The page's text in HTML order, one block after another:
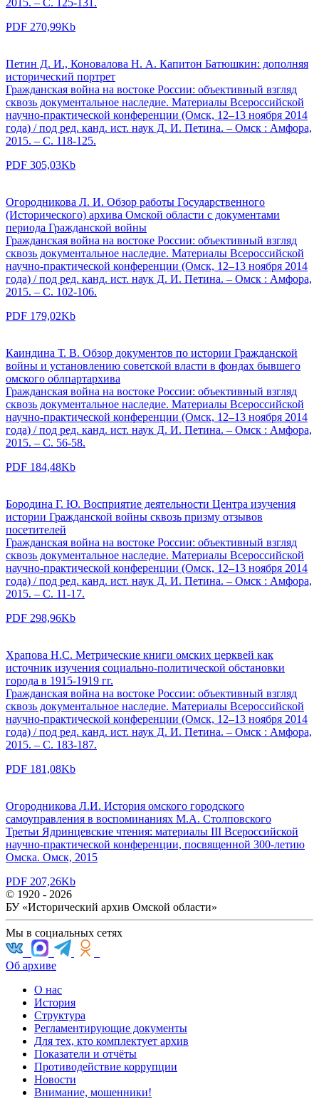
PDF 270,99Kb
Петин Д. И., Коновалова Н. А. Капитон Батюшкин: дополняя
исторический портрет
Гражданская война на востоке России: объективный взгляд
сквозь документальное наследие. Материалы Всероссийской
научно-практической конференции (Омск, 12–13 ноября 2014
года) / под ред. канд. ист. наук Д. И. Петина. – Омск : Амфора,
2015. – С. 118-125.
PDF 305,03Kb
Огородникова Л. И. Обзор работы Государственного
(Исторического) архива Омской области с документами
периода Гражданской войны
Гражданская война на востоке России: объективный взгляд
сквозь документальное наследие. Материалы Всероссийской
научно-практической конференции (Омск, 12–13 ноября 2014
года) / под ред. канд. ист. наук Д. И. Петина. – Омск : Амфора,
2015. – С. 102-106.
PDF 179,02Kb
Каиндина Т. В. Обзор документов по истории Гражданской
войны и установлению советской власти в фондах бывшего
омского облпартархива
Гражданская война на востоке России: объективный взгляд
сквозь документальное наследие. Материалы Всероссийской
научно-практической конференции (Омск, 12–13 ноября 2014
года) / под ред. канд. ист. наук Д. И. Петина. – Омск : Амфора,
2015. – С. 56-58.
PDF 184,48Kb
Бородина Г. Ю. Восприятие деятельности Центра изучения
истории Гражданской войны сквозь призму отзывов
посетителей
Гражданская война на востоке России: объективный взгляд
сквозь документальное наследие. Материалы Всероссийской
научно-практической конференции (Омск, 12–13 ноября 2014
года) / под ред. канд. ист. наук Д. И. Петина. – Омск : Амфора,
2015. – С. 11-17.
PDF 298,96Kb
Храпова Н.С. Метрические книги омских церквей как
источник изучения социально-политической обстановки
города в 1915-1919 гг.
Гражданская война на востоке России: объективный взгляд
сквозь документальное наследие. Материалы Всероссийской
научно-практической конференции (Омск, 12–13 ноября 2014
года) / под ред. канд. ист. наук Д. И. Петина. – Омск : Амфора,
2015. – С. 183-187.
PDF 181,08Kb
Огородникова Л.И. История омского городского
самоуправления в воспоминаниях М.А. Столповского
Третьи Ядринцевские чтения: материалы III Всероссийской
научно-практической конференции, посвященной 300-летию
Омска. Омск, 2015
PDF 207,26Kb
© 1920 - 2026
БУ «Исторический архив Омской области»
Мы в социальных сетях
Об архиве
О нас
История
Структура
Регламентирующие документы
Для тех, кто комплектует архив
Показатели и отчёты
Противодействие коррупции
Новости
Внимание, мошенники!